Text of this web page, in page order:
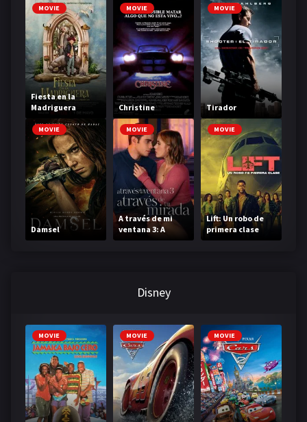
MOVIE
Fiesta en la
Madriguera
MOVIE
Christine
MOVIE
Tirador
MOVIE
Damsel
MOVIE
A través de mi
ventana 3: A
través de tu
MOVIE
Lift: Un robo de
primera clase
Disney
MOVIE MOVIE MOVIE